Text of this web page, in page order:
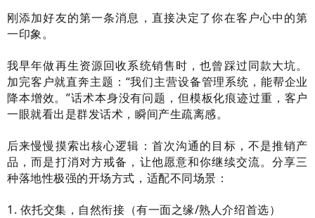
刚添加好友的第一条消息，直接决定了你在客户心中的第
一印象。
我早年做再生资源回收系统销售时，也曾踩过同款大坑。
加完客户就直奔主题：“我们主营设备管理系统，能帮企业
降本增效。”话术本身没有问题，但模板化痕迹过重，客户
一眼就看出是群发话术，瞬间产生疏离感。
后来慢慢摸索出核心逻辑：首次沟通的目标，不是推销产
品，而是打消对方戒备，让他愿意和你继续交流。分享三
种落地性极强的开场方式，适配不同场景：
1. 依托交集，自然衔接（有一面之缘/熟人介绍首选）